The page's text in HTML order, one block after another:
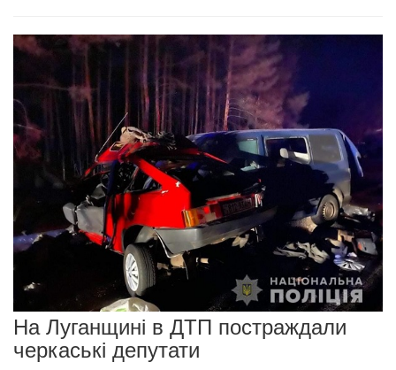
На Луганщині в ДТП постраждали
черкаські депутати